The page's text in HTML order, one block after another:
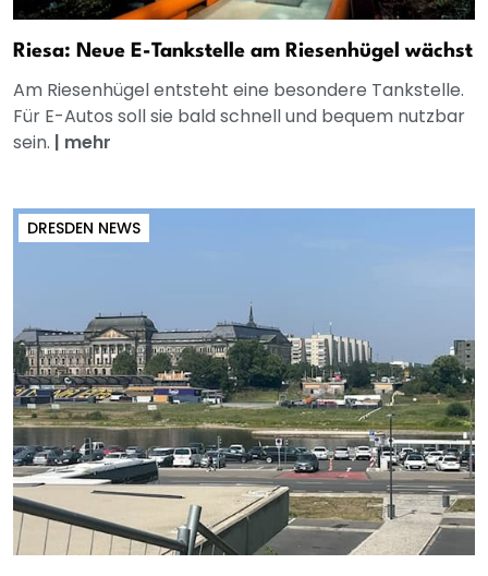
Riesa: Neue E-Tankstelle am Riesenhügel wächst
Am Riesenhügel entsteht eine besondere Tankstelle.
Für E-Autos soll sie bald schnell und bequem nutzbar
sein. | mehr
DRESDEN NEWS